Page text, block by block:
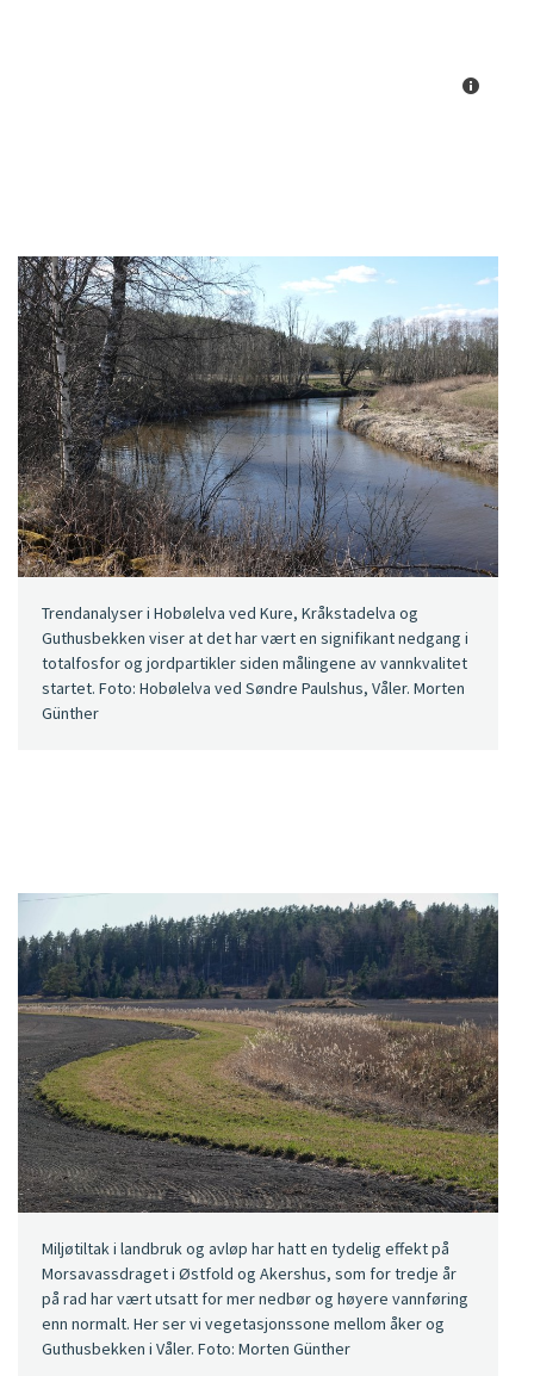
Trendanalyser i Hobølelva ved Kure, Kråkstadelva og
Guthusbekken viser at det har vært en signifikant nedgang i
totalfosfor og jordpartikler siden målingene av vannkvalitet
startet. Foto: Hobølelva ved Søndre Paulshus, Våler. Morten
Günther
Miljøtiltak i landbruk og avløp har hatt en tydelig effekt på
Morsavassdraget i Østfold og Akershus, som for tredje år
på rad har vært utsatt for mer nedbør og høyere vannføring
enn normalt. Her ser vi vegetasjonssone mellom åker og
Guthusbekken i Våler. Foto: Morten Günther